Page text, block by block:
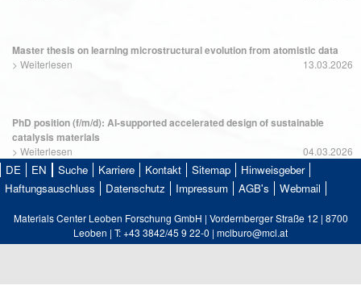
Master thesis on learning microstructural evolution from atomistic data
> Weiterlesen 13.03.2026
PhD position (f/m/d): AI-supported accelerated design of sustainable
catalysis materials
> Weiterlesen 04.03.2026
DE EN Suche Karriere Kontakt Sitemap
Hinweisgeber
Haftungsauschluss
Datenschutz Impressum AGB's Webmail
Materials Center Leoben Forschung GmbH | Vordernberger Straße 12 | 8700
Leoben | T: +43 3842/45 9 22-0 | mclburo@mcl.at